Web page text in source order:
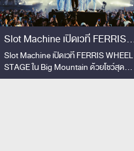
Slot Machine เปิดเวที FERRIS
WHEEL STAGE ใน Big Mountain
ด้วยโชว์สุดพิเศษ!!
Slot Machine เปิดเวที FERRIS WHEEL
STAGE ใน Big Mountain ด้วยโชว์สุด
พิเศษ!! คอลแลปวงโยธวาทิตโรงเรียน